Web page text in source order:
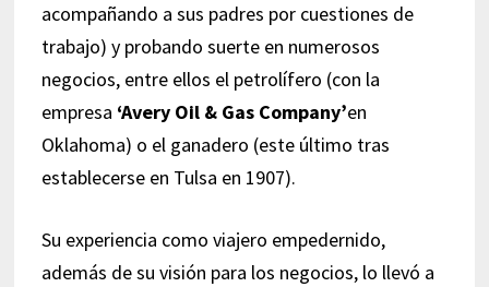
acompañando a sus padres por cuestiones de
trabajo) y probando suerte en numerosos
negocios, entre ellos el petrolífero (con la
empresa ‘Avery Oil & Gas Company’en
Oklahoma) o el ganadero (este último tras
establecerse en Tulsa en 1907).
Su experiencia como viajero empedernido,
además de su visión para los negocios, lo llevó a